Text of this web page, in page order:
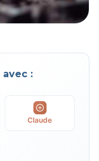
avec :
Claude